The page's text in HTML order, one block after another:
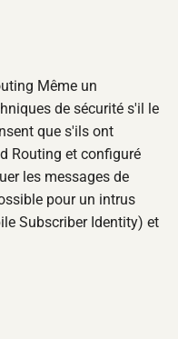
Même un
de sécurité s'il le
que s'ils ont
Routing et configuré
les messages de
pour un intrus
Subscriber Identity) et